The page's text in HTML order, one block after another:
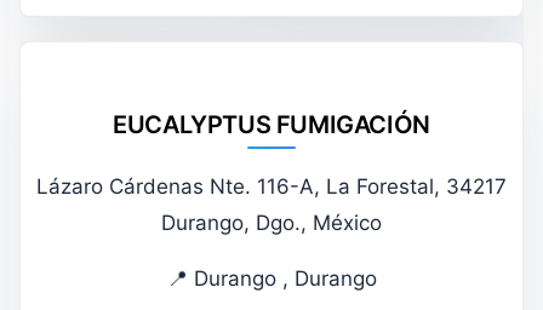
EUCALYPTUS FUMIGACIÓN
Lázaro Cárdenas Nte. 116-A, La Forestal, 34217
Durango, Dgo., México
📍 Durango , Durango